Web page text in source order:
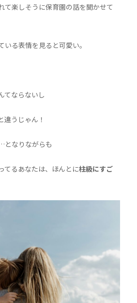
て楽しそうに保育園の話を聞かせて
る表情を見ると可愛い。
てならないし
違うじゃん！
となりながらも
てるあなたは、ほんとに柱級にすご